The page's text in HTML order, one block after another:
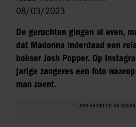
08/03/2023
De geruchten gingen al even,
dat Madonna inderdaad een
bokser Josh Popper. Op
jarige zangeres een foto
man zoent.